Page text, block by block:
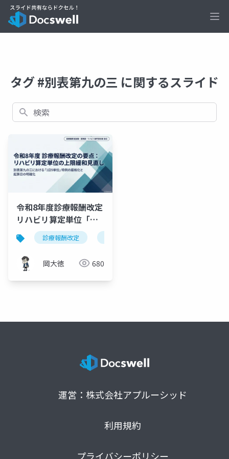
タグ #別表第九の三 に関するスライド
検索
令和8年度診療報酬改定
リハビリ算定単位「上
限緩和」見直しの要点
診療報酬改定
岡大徳 680
運営：株式会社アプルーシッド
利用規約
プライバシーポリシー